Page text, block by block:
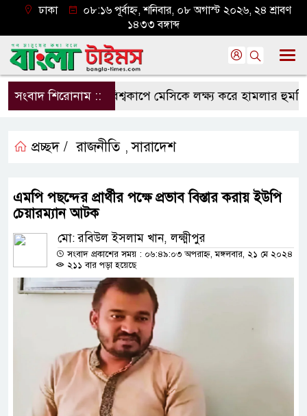
ঢাকা
০৮:১৬ পূর্বাহ্ন, শনিবার, ০৮ অগাস্ট ২০২৬, ২৪ শ্রাবণ
১৪৩৩ বঙ্গাব্দ
সংবাদ শিরোনাম ::বিশ্বকাপে মেসিকে লক্ষ্য করে হামলার হুমকি,
প্রচ্ছদ / রাজনীতি ,সারাদেশ
এমপি পছন্দের প্রার্থীর পক্ষে প্রভাব বিস্তার করায় ইউপি
চেয়ারম্যান আটক
মো: রবিউল ইসলাম খান, লক্ষ্মীপুর
সংবাদ প্রকাশের সময় : ০৬:৪৯:০৩ অপরাহ্ন, মঙ্গলবার, ২১ মে ২০২৪
২১১ বার পড়া হয়েছে